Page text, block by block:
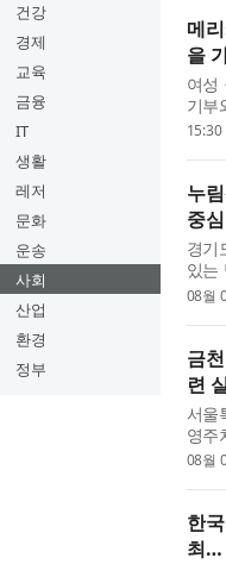
건강
경제
교육
금융
IT
생활
레저
문화
운송
사회
산업
환경
정부
메
을
여성
기부
정
15:30
누
중
경기
있는
비스
08월
금
련
서울
영주
비
08월
한
최…